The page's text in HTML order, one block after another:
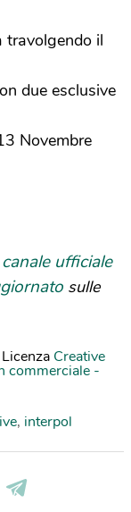
travolgendo il
due esclusive
Novembre
ufficiale
sulle
Creative
commerciale -
, interpol